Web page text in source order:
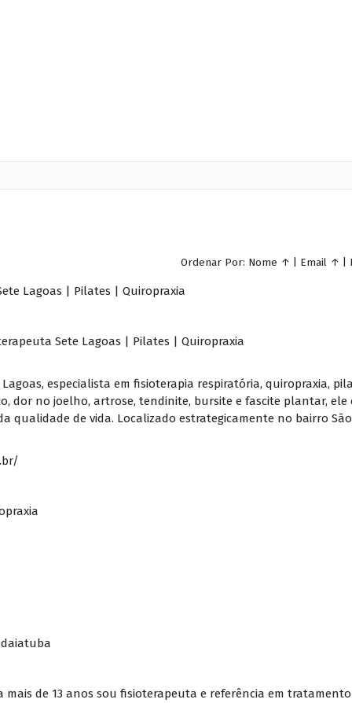
Ordenar Por: Nome ↑ Email ↑
Lagoas | Pilates | Quiropraxia
Sete Lagoas | Pilates | Quiropraxia
especialista em fisioterapia respiratória, quiropraxia,
dor no joelho, artrose, tendinite, bursite e fascite plantar,
qualidade de vida. Localizado estrategicamente no bairro
mais de 13 anos sou fisioterapeuta e referência em